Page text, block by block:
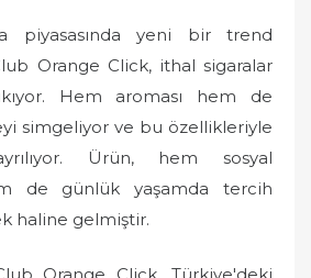
piyasasında yeni bir trend
Orange Click, ithal sigaralar
Hem aroması hem de
simgeliyor ve bu özellikleriyle
Ürün, hem sosyal
de günlük yaşamda tercih
haline gelmiştir.